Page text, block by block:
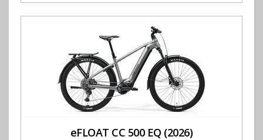
eFLOAT CC 500 EQ (2026)